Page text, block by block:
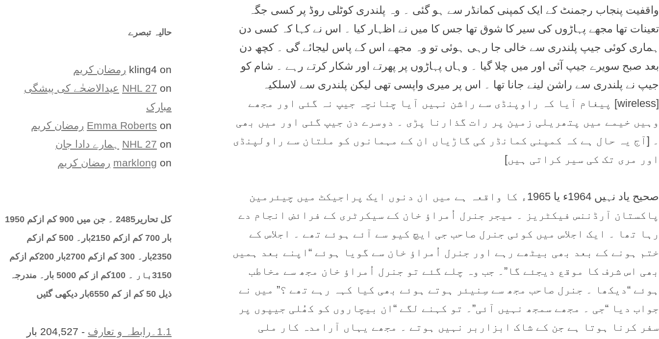
واقفیت پنجاب رجمنٹ کے ایک کمپنی کمانڈر سے ہو گئی ۔ وہ پلندری کوٹلی روڈ پر کسی جگہ
تعینات تھا مجھے پہاڑوں کی سیر کا شوق تھا جس کا میں نے اظہار کیا ۔ اس نے کہا کہ کسی دن
ہماری کوئی جیپ پلندری سے خالی جا رہی ہوئی تو وہ مجھے اس کے پاس لیجائے گی ۔ کچھ دن
بعد صبح سویرے جیپ آئی اور میں چلا گیا ۔ وہاں پہاڑوں پر پھرتے اور شکار کرتے رہے ۔ شام کو
جیپ نے پلندری سے راشن لینے جانا تھا ۔ اس پر میری واپسی تھی لیکن پلندری سے لاسلکیہ
[wireless] پیغام آیا کہ راوپنڈی سے راشن نہیں آیا چنانچہ جیپ نہ گئی اور مجھے
وہیں خیمے میں پتھریلی زمین پر رات گذارنا پڑی ۔ دوسرے دن جیپ گئی اور میں بھی
۔ [آج یہ حال ہے کہ کمپنی کمانڈر کی گاڑیاں ان کے مہمانوں کو ملتان سے راولپنڈی
اور مری تک کی سیر کراتی ہیں]
صحیح یاد نہیں 1964ء یا 1965ء کا واقعہ ہے میں ان دنوں ایک پراجیکٹ میں چیئرمین
پاکستان آرڈننس فیکٹریز ۔ میجر جنرل اُمراؤ خان کے سیکرٹری کے فرائض انجام دے
رہا تھا ۔ ایک اجلاس میں کوئی جنرل صاحب جی ایچ کیو سے آئے ہوئے تھے ۔ اجلاس کے
ختم ہونے کے بعد بھی بیٹھے رہے اور جنرل اُمراؤ خان سے گویا ہوئے “اپنے بعد ہمیں
بھی اس شرف کا موقع دیجئے گا”۔ جب وہ چلے گئے تو جنرل اُمراؤ خان مجھ سے مخاطب
ہوئے “دیکھا ۔ جنرل صاحب مجھ سے سِنیئر ہوتے ہوئے بھی کیا کہہ رہے تھے ؟” میں نے
جواب دیا “جی ۔ مجھے سمجھ نہیں آئی”۔ تو کہنے لگے “ان بیچاروں کو کھُلی جیپوں پر
سفر کرنا ہوتا ہے جن کے شاک ابزاربر نہیں ہوتے ۔ مجھے یہاں آرامدہ کار ملی
حالیہ تبصرے
kling4 on
رمضان کریم
NHL 27 on
عیدالاضحٰے کی پیشگی
مبارک
Emma Roberts on
رمضان کریم
NHL 27 on
ہمارے دادا جان
marklong on رمضان کریم
کل تحارير2485 ۔ جن میں 900 کم ازکم 1950
بار 700 کم ازکم 2150بار۔ 500 کم ازکم
2350بار۔ 300 کم ازکم 2700بار 200کم ازکم
3150بار ۔ 100کم از کم 5000 بار۔ مندرجہ
ذیل 50 کم از کم 6550بار دیکھی گئیں
1.1۔رابطہ و تعارف
- 204,527 بار